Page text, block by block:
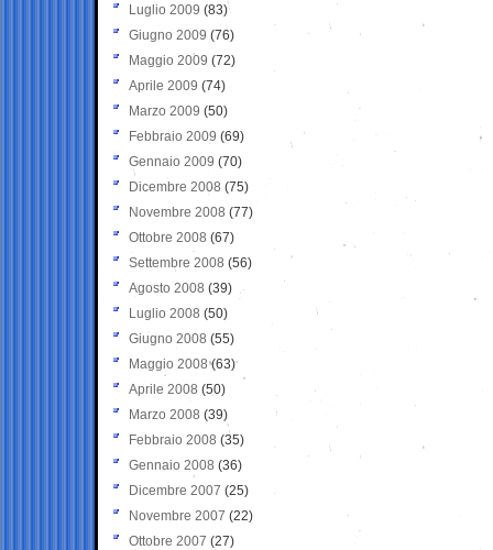
Luglio 2009 (83)
Giugno 2009 (76)
Maggio 2009 (72)
Aprile 2009 (74)
Marzo 2009 (50)
Febbraio 2009 (69)
Gennaio 2009 (70)
Dicembre 2008 (75)
Novembre 2008 (77)
Ottobre 2008 (67)
Settembre 2008 (56)
Agosto 2008 (39)
Luglio 2008 (50)
Giugno 2008 (55)
Maggio 2008(63)
Aprile 2008 (50)
Marzo 2008 (39)
Febbraio 2008 (35)
Gennaio 2008 (36)
Dicembre 2007 (25)
Novembre 2007 (22)
Ottobre 2007 (27)